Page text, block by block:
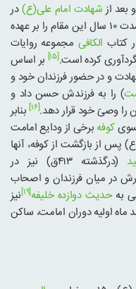
از شهادت امام علی(ع)در
رسید و به مدت ۱۰ سال این مقام را بر عهده
الکافی مجموعه روایات
کرده است.[۱۵]
بر اساس
و در حضور فرزندان خود و
) را به فرزندش حسن داد و
را وصیّ خود قرار دهد.[۱۶]
بنابر
سویکوفه برخی از ودایع امامت
از بازگشت از کوفه، آنها
(درگذشته ۴۱۳ق) نیز در
میان فرزندان و اصحاب
بهحدیث دوازده خلیفه[۱۹]
نیز
اولیه دوران امامت، ساکن